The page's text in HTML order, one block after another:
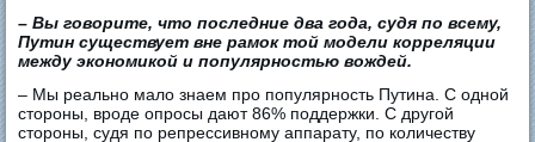
– Вы говорите, что последние два года, судя по всему,
Путин существует вне рамок той модели корреляции
между экономикой и популярностью вождей.
– Мы реально мало знаем про популярность Путина. С одной
стороны, вроде опросы дают 86% поддержки. С другой
стороны, судя по репрессивному аппарату, по количеству